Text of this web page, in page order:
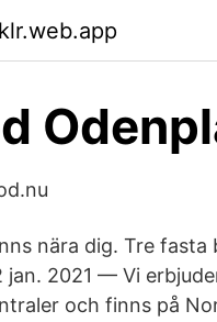
nära dig. Tre
2021 — Vi
och finns på